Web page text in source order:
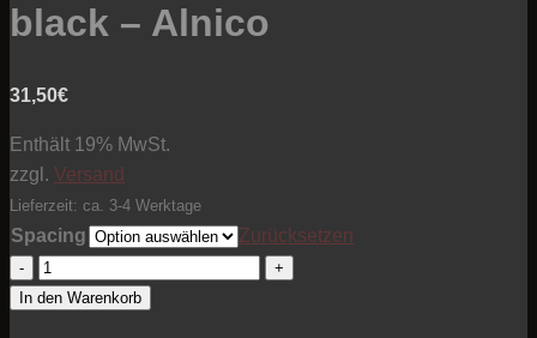
black – Alnico
31,50€
Enthält 19% MwSt.
zzgl. Versand
Lieferzeit: ca. 3-4 Werktage
Spacing
Zurücksetzen
Wickelkit
-
In den Warenkorb